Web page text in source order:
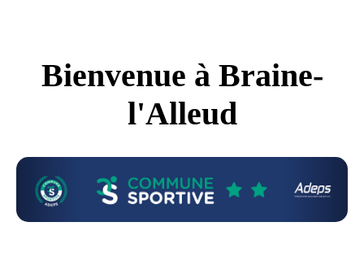
Bienvenue à Braine-
l'Alleud